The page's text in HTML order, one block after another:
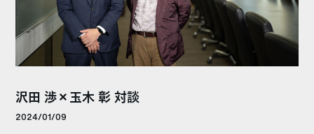
沢田 渉×玉木 彰 対談
2024/01/09